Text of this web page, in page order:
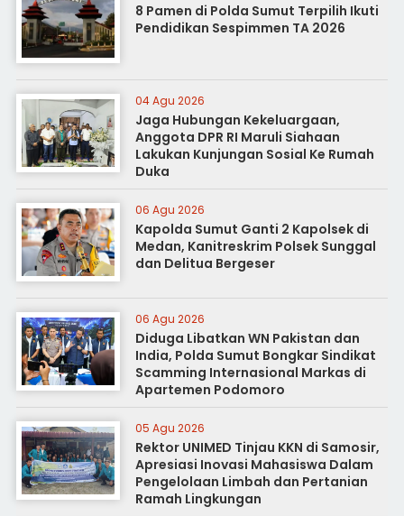
8 Pamen di Polda Sumut Terpilih Ikuti
Pendidikan Sespimmen TA 2026
04 Agu 2026
Jaga Hubungan Kekeluargaan,
Anggota DPR RI Maruli Siahaan
Lakukan Kunjungan Sosial Ke Rumah
Duka
06 Agu 2026
Kapolda Sumut Ganti 2 Kapolsek di
Medan, Kanitreskrim Polsek Sunggal
dan Delitua Bergeser
06 Agu 2026
Diduga Libatkan WN Pakistan dan
India, Polda Sumut Bongkar Sindikat
Scamming Internasional Markas di
Apartemen Podomoro
05 Agu 2026
Rektor UNIMED Tinjau KKN di Samosir,
Apresiasi Inovasi Mahasiswa Dalam
Pengelolaan Limbah dan Pertanian
Ramah Lingkungan